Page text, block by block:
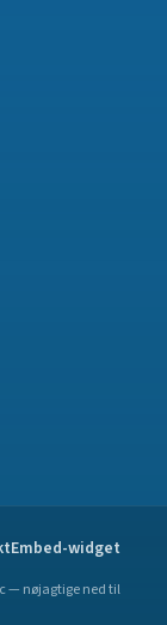
Embed-widget
— nøjagtige ned til